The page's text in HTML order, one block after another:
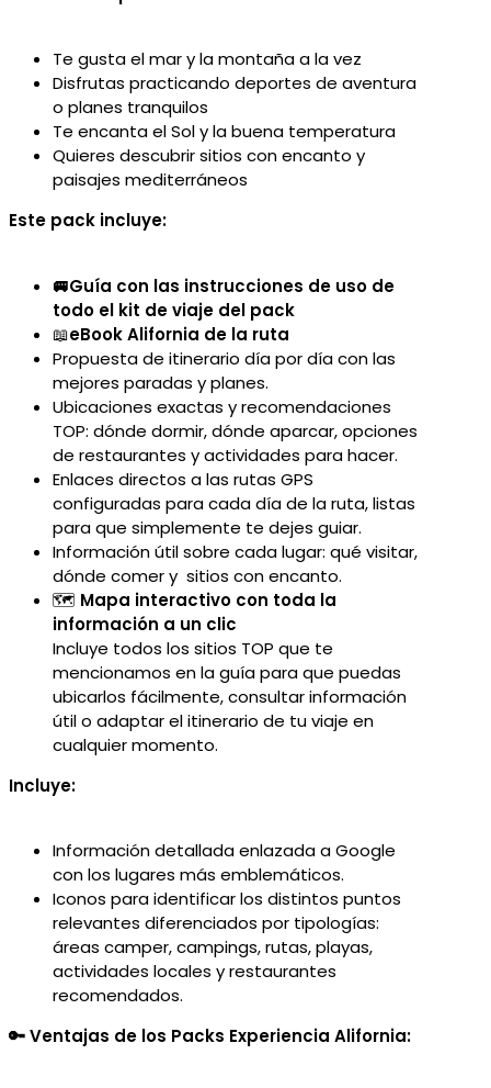
Te gusta el mar y la montaña a la vez
Disfrutas practicando deportes de aventura
o planes tranquilos
Te encanta el Sol y la buena temperatura
Quieres descubrir sitios con encanto y
paisajes mediterráneos
Este pack incluye:
🚐Guía con las instrucciones de uso de
todo el kit de viaje del pack
📖eBook Alifornia de la ruta
Propuesta de itinerario día por día con las
mejores paradas y planes.
Ubicaciones exactas y recomendaciones
TOP: dónde dormir, dónde aparcar, opciones
de restaurantes y actividades para hacer.
Enlaces directos a las rutas GPS
configuradas para cada día de la ruta, listas
para que simplemente te dejes guiar.
Información útil sobre cada lugar: qué visitar,
dónde comer y sitios con encanto.
🗺️ Mapa interactivo con toda la
información a un clic
Incluye todos los sitios TOP que te
mencionamos en la guía para que puedas
ubicarlos fácilmente, consultar información
útil o adaptar el itinerario de tu viaje en
cualquier momento.
Incluye:
Información detallada enlazada a Google
con los lugares más emblemáticos.
Iconos para identificar los distintos puntos
relevantes diferenciados por tipologías:
áreas camper, campings, rutas, playas,
actividades locales y restaurantes
recomendados.
🔑 Ventajas de los Packs Experiencia Alifornia: